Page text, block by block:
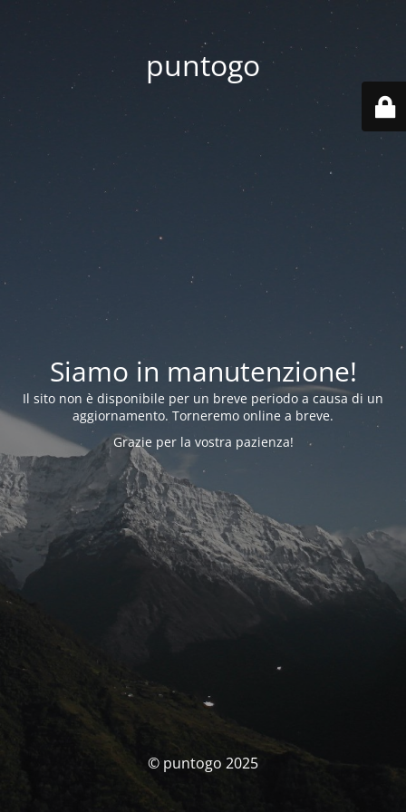
puntogo
Siamo in manutenzione!
Il sito non è disponibile per un breve periodo a causa di un
aggiornamento. Torneremo online a breve.
Grazie per la vostra pazienza!
© puntogo 2025